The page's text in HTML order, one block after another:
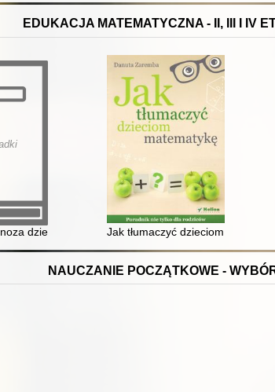
EDUKACJA MATEMATYCZNA - II, III I IV
z badań
dziecięcych trudności w liczeniu : wybrane
Jak tłumaczyć dzieciom
NAUCZANIE POCZĄTKOWE -